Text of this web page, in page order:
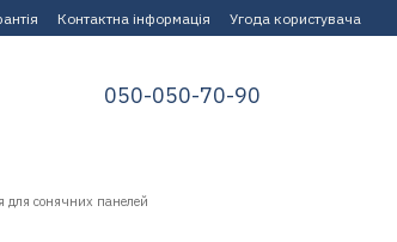
Контактна інформація Угода користувача
050-050-70-90
для сонячних панелей